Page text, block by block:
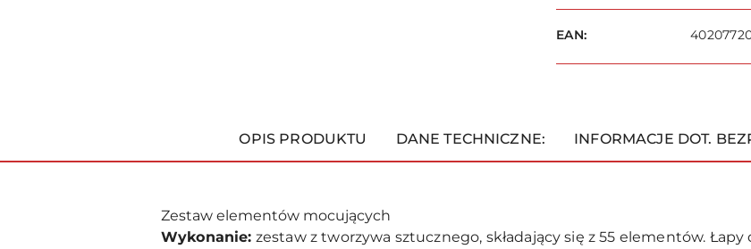
EAN:
OPIS PRODUKTU DANE TECHNICZNE: INFORMACJE DOT.
Zestaw elementów mocujących
Wykonanie: zestaw z tworzywa sztucznego, składający się z 55 elementów.